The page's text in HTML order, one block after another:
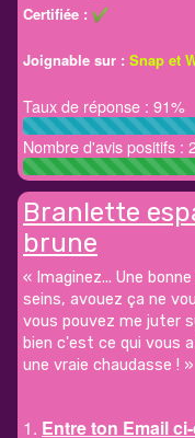
Certifiée :
Joignable sur : Snap et
Taux de réponse : 91%
Nombre d'avis positifs :
Branlette
brune
« Imaginez... Une
seins, avouez ça ne
vous pouvez me juter
bien c'est ce qui vous
une vraie chaudasse ! »
1. Entre ton Email